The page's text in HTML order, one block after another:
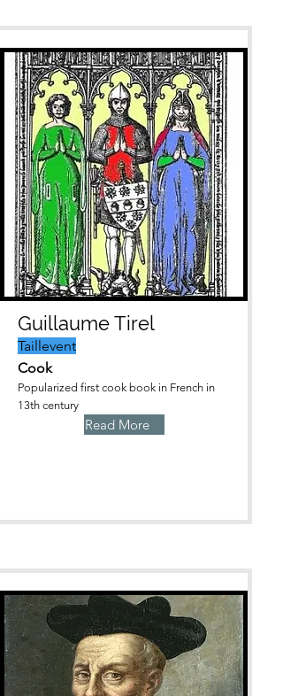
Guillaume Tirel
Taillevent
Cook
Popularized first cook book in French in
13th century
Read More